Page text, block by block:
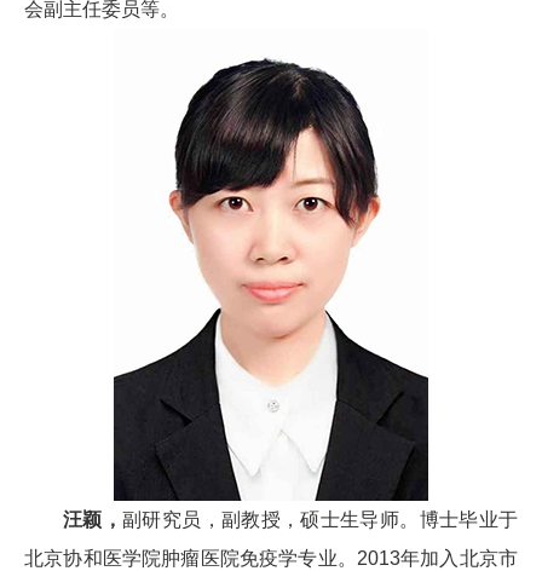
会副主任委员等。
汪颖，副研究员，副教授，硕士生导师。博士毕业于
北京协和医学院肿瘤医院免疫学专业。2013年加入北京市